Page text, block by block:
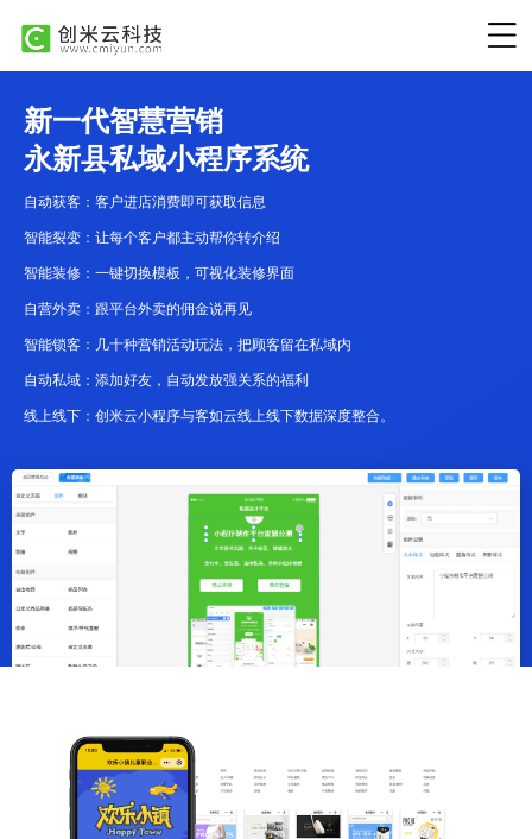
新一代智慧营销
永新县私域小程序系统
自动获客：客户进店消费即可获取信息
智能裂变：让每个客户都主动帮你转介绍
智能装修：一键切换模板，可视化装修界面
自营外卖：跟平台外卖的佣金说再见
智能锁客：几十种营销活动玩法，把顾客留在私域内
自动私域：添加好友，自动发放强关系的福利
线上线下：创米云小程序与客如云线上线下数据深度整合。